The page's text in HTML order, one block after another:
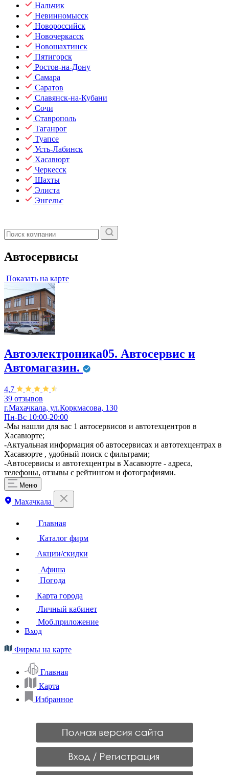
Нальчик
Невинномысск
Новороссийск
Новочеркасск
Новошахтинск
Пятигорск
Ростов-на-Дону
Самара
Саратов
Славянск-на-Кубани
Сочи
Ставрополь
Таганрог
Туапсе
Усть-Лабинск
Хасавюрт
Черкесск
Шахты
Элиста
Энгельс
Автосервисы
Показать на карте
Автоэлектроника05. Автосервис и
Автомагазин.
4,7
39 отзывов
г.Махачкала, ул.Коркмасова, 130
Пн-Вс 10:00-20:00
-Мы нашли для вас 1 автосервисов и автотехцентров в
Хасавюрте;
-Актуальная информация об автосервисах и автотехцентрах в
Хасавюрте , удобный поиск с фильтрами;
-Автосервисы и автотехцентры в Хасавюрте - адреса,
телефоны, отзывы с рейтингом и фотографиями.
Меню
Махачкала
Главная
Каталог фирм
Акции/скидки
Афиша
Погода
Карта города
Личный кабинет
Моб.приложение
Вход
Фирмы на карте
Главная
Карта
Избранное